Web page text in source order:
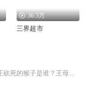
36.5万
三界超市